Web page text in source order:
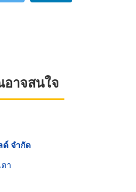
าจสนใจ
ด์ จำกัด
า